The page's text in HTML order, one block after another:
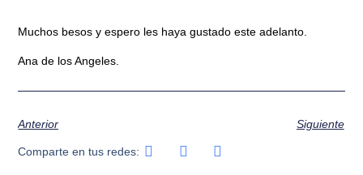
Muchos besos y espero les haya gustado este adelanto.
Ana de los Angeles.
Anterior Siguiente
Comparte en tus redes: